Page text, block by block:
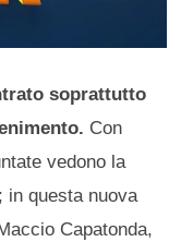
soprattutto
Con
vedono la
in questa nuova
Capatonda,